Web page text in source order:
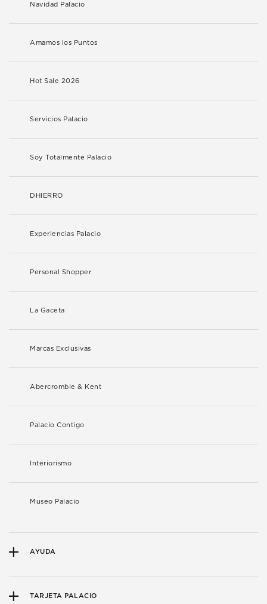
Navidad Palacio
Amamos los Puntos
Hot Sale 2026
Servicios Palacio
Soy Totalmente Palacio
DHIERRO
Experiencias Palacio
Personal Shopper
La Gaceta
Marcas Exclusivas
Abercrombie & Kent
Palacio Contigo
Interiorismo
Museo Palacio
AYUDA
TARJETA PALACIO